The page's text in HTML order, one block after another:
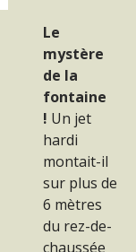
Le
mystère
de la
fontaine
! Un jet
hardi
montait-il
sur plus de
6 mètres
du rez-de-
chaussée